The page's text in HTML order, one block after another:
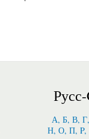
А, Б, В,
Н, О, П,